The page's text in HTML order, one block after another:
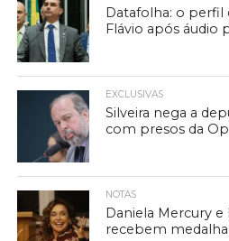
Datafolha: o perfil
Flávio após áudio
EXCLUSIVAS
Silveira nega a
com presos da
NOTAS
Daniela Mercury
recebem